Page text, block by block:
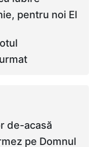
pentru noi El
de-acasă
pe Domnul